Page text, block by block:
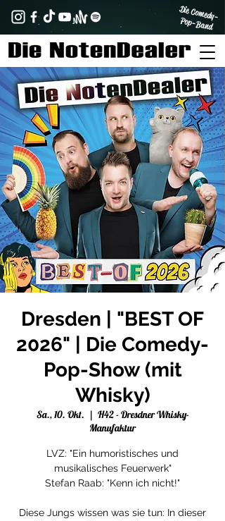
Die Comedy-
Pop-Band
Dresden | "BEST OF
2026" | Die Comedy-
Pop-Show (mit
Whisky)
Sa., 10. Okt.
  |
H42 - Dresdner Whisky-
Manufaktur
LVZ: "Ein humoristisches und
musikalisches Feuerwerk"
Stefan Raab: "Kenn ich nicht!"
Diese Jungs wissen was sie tun: In dieser